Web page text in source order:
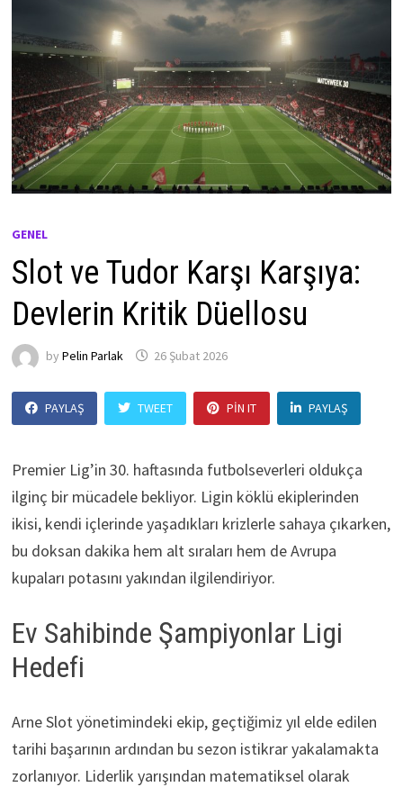
GENEL
Slot ve Tudor Karşı Karşıya:
Devlerin Kritik Düellosu
by Pelin Parlak 26 Şubat 2026
PAYLAŞ TWEET PIN IT PAYLAŞ
Premier Lig’in 30. haftasında futbolseverleri oldukça
ilginç bir mücadele bekliyor. Ligin köklü ekiplerinden
ikisi, kendi içlerinde yaşadıkları krizlerle sahaya çıkarken,
bu doksan dakika hem alt sıraları hem de Avrupa
kupaları potasını yakından ilgilendiriyor.
Ev Sahibinde Şampiyonlar Ligi
Hedefi
Arne Slot yönetimindeki ekip, geçtiğimiz yıl elde edilen
tarihi başarının ardından bu sezon istikrar yakalamakta
zorlanıyor. Liderlik yarışından matematiksel olarak